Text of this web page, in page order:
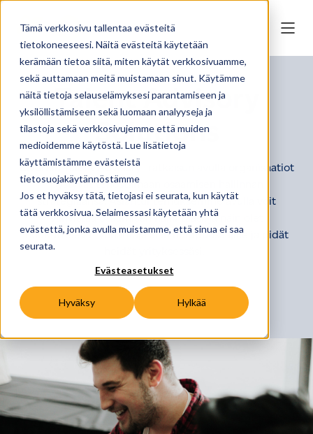
Tämä verkkosivu tallentaa evästeitä
tietokoneeseesi. Näitä evästeitä käytetään
kerämään tietoa siitä, miten käytät verkkosivuamme,
sekä auttamaan meitä muistamaan sinut. Käytämme
näitä tietoja selauselämyksesi parantamiseen ja
yksilöllistämiseen sekä luomaan analyyseja ja
tilastoja sekä verkkosivujemme että muiden
medioidemme käytöstä. Lue lisätietoja
käyttämistämme evästeistä
tietosuojakäytännöstämme
Jos et hyväksy tätä, tietojasi ei seurata, kun käytät
tätä verkkosivua. Selaimessasi käytetään yhtä
evästettä, jonka avulla muistamme, että sinua ei saa
seurata.
Evästeasetukset
Hyväksy Hylkää
Talent Advisory
Solutions
Eworkin Talent Advisory -ratkaisun avulla organisaatiot
pystyvät tehostamaan osaamisen hallinnan
strategiaansa. Asiantuntemuksemme avulla voit
vahvistaa osaamisen hallintaasi, ja näin olet
houkutteleva työnantaja alan huippuosaajille ja pidät